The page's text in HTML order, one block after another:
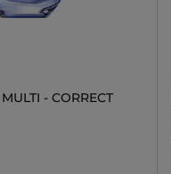
- CORRECT